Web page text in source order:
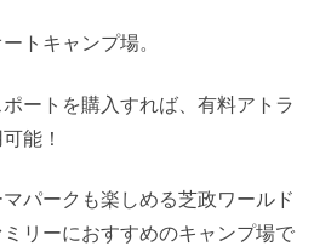
トキャンプ場。
ートを購入すれば、有料アトラ
能！
パークも楽しめる芝政ワールド
リーにおすすめのキャンプ場で